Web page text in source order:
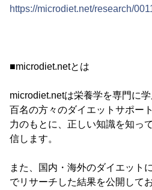
https://microdiet.net/research/
■microdiet.netとは
microdiet.netは栄養学を専門に
百名の方々のダイエットサポー
力のもとに、正しい知識を知っ
信します。
また、国内・海外のダイエット
でリサーチした結果を公開して